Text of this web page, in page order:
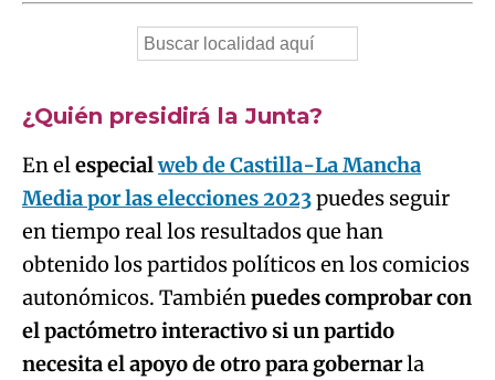
¿Quién presidirá la Junta?
En elespecialweb de Castilla-La Mancha
Media por las elecciones 2023puedes seguir
en tiempo real los resultados que han
obtenido los partidos políticos en los comicios
autonómicos. Tambiénpuedes comprobar con
el pactómetro interactivo si un partido
necesita el apoyo de otro para gobernarla